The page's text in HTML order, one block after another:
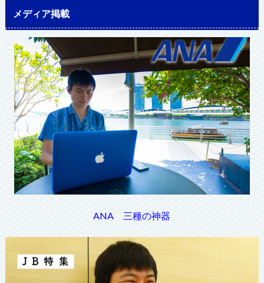
メディア掲載
ANA 三種の神器